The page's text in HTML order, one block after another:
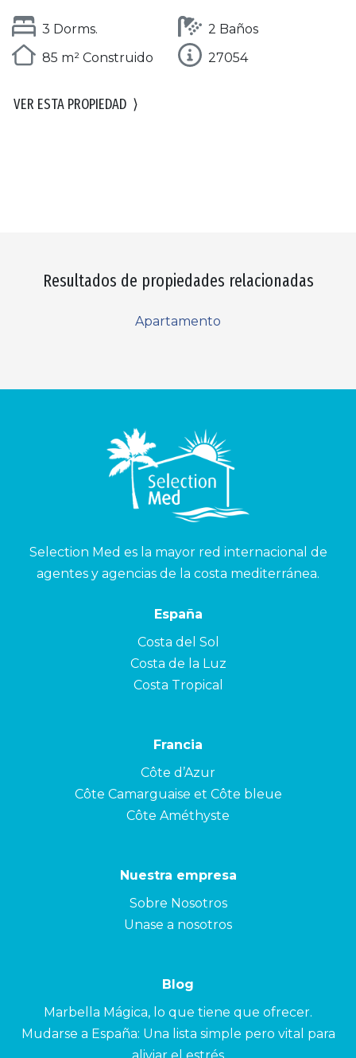
3 Dorms.
2 Baños
85 m² Construido
27054
VER ESTA PROPIEDAD ⟩
Resultados de propiedades relacionadas
Apartamento
Selection Med es la mayor red internacional de
agentes y agencias de la costa mediterránea.
España
Costa del Sol
Costa de la Luz
Costa Tropical
Francia
Côte d’Azur
Côte Camarguaise et Côte bleue
Côte Améthyste
Nuestra empresa
Sobre Nosotros
Unase a nosotros
Blog
Marbella Mágica, lo que tiene que ofrecer.
Mudarse a España: Una lista simple pero vital para